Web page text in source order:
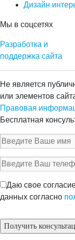
Дизайн
Мы в соцсетях
Разработка и
поддержка сайта
Не является
или элементов
Правовая
Бесплатная
Даю свое
данных согласно